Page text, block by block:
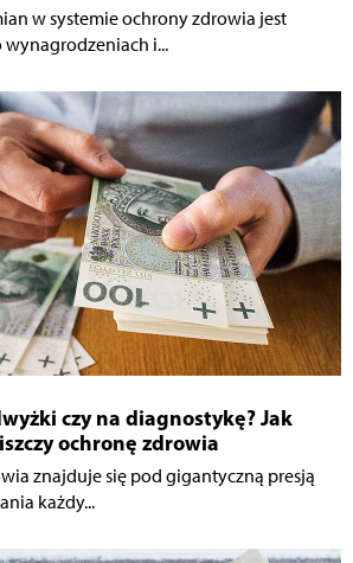
w systemie ochrony zdrowia jest
i...
czy na diagnostykę? Jak
ochronę zdrowia
znajduje się pod gigantyczną presją
każdy...